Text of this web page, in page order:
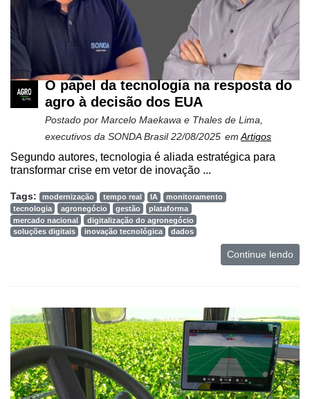
O papel da tecnologia na resposta do
agro à decisão dos EUA
Postado por Marcelo Maekawa e Thales de Lima,
executivos da SONDA Brasil22/08/2025 emArtigos
Segundo autores, tecnologia é aliada estratégica para
transformar crise em vetor de inovação ...
Tags: modernização tempo real IA
monitoramento
tecnologia
agronegócio gestão
plataforma
mercado nacional
digitalização do agronegócio
soluções digitais
inovação tecnológica dados
Continue lendo